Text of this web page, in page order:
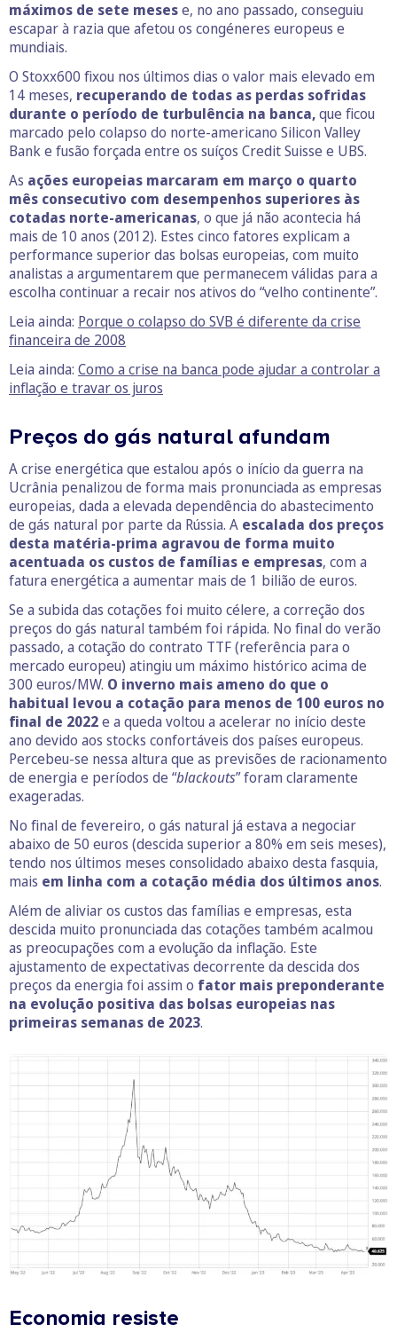
máximos de sete mesese, no ano passado, conseguiu
escapar à razia que afetou os congéneres europeus e
mundiais.
O Stoxx600 fixou nos últimos dias o valor mais elevado em
14 meses, recuperando de todas as perdas sofridas
durante o período de turbulência na banca,que ficou
marcado pelo colapso do norte-americano Silicon Valley
Bank e fusão forçada entre os suíços Credit Suisse e UBS.
As ações europeias marcaram em março o quarto
mês consecutivo com desempenhos superiores às
cotadas norte-americanas, o que já não acontecia há
mais de 10 anos (2012). Estes cinco fatores explicam a
performance superior das bolsas europeias, com muito
analistas a argumentarem que permanecem válidas para a
escolha continuar a recair nos ativos do “velho continente”.
Leia ainda: Porque o colapso do SVB é diferente da crise
financeira de 2008
Leia ainda: Como a crise na banca pode ajudar a controlar a
inflação e travar os juros
Preços do gás natural afundam
A crise energética que estalou após o início da guerra na
Ucrânia penalizou de forma mais pronunciada as empresas
europeias, dada a elevada dependência do abastecimento
de gás natural por parte da Rússia. A escalada dos preços
desta matéria-prima agravou de forma muito
acentuada os custos de famílias e empresas, com a
fatura energética a aumentar mais de 1 bilião de euros.
Se a subida das cotações foi muito célere, a correção dos
preços do gás natural também foi rápida. No final do verão
passado, a cotação do contrato TTF (referência para o
mercado europeu) atingiu um máximo histórico acima de
300 euros/MW. O inverno mais ameno do que o
habitual levou a cotação para menos de 100 euros no
final de 2022e a queda voltou a acelerar no início deste
ano devido aos stocks confortáveis dos países europeus.
Percebeu-se nessa altura que as previsões de racionamento
de energia e períodos de “blackouts” foram claramente
exageradas.
No final de fevereiro, o gás natural já estava a negociar
abaixo de 50 euros (descida superior a 80% em seis meses),
tendo nos últimos meses consolidado abaixo desta fasquia,
mais em linha com a cotação média dos últimos anos.
Além de aliviar os custos das famílias e empresas, esta
descida muito pronunciada das cotações também acalmou
as preocupações com a evolução da inflação. Este
ajustamento de expectativas decorrente da descida dos
preços da energia foi assim o fator mais preponderante
na evolução positiva das bolsas europeias nas
primeiras semanas de 2023.
Economia resiste